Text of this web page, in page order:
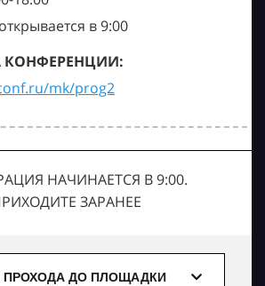
в 9:00
mk/prog2
НАЧИНАЕТСЯ В 9:00.
ЗАРАНЕЕ
ДО ПЛОЩАДКИ